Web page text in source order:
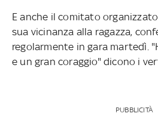
E anche il comitato
sua vicinanza alla ragazza,
regolarmente in gara martedì.
e un gran coraggio" dicono i
PUBBLICITÀ